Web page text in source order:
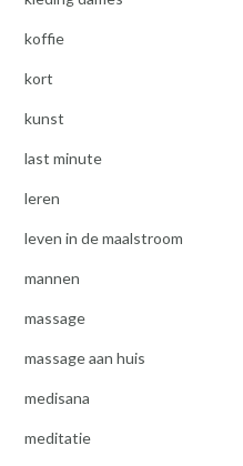
koffie
kort
kunst
last minute
leren
leven in de maalstroom
mannen
massage
massage aan huis
medisana
meditatie